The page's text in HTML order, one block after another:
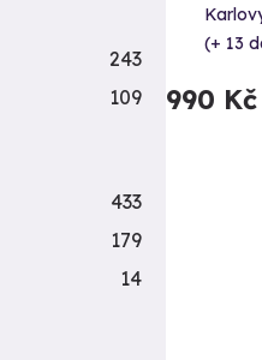
(+ 13
990 Kč
243
109
433
179
14